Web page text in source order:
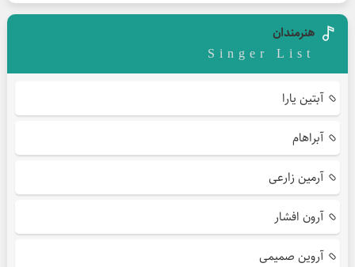
هنرمندان
Singer List
آبتین یارا
آبراهام
آرمین زارعی
آرون افشار
آروین صمیمی